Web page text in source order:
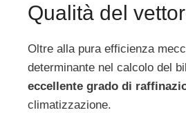
Qualità del
Oltre alla pura efficienza
determinante nel calcolo del
eccellente grado di
climatizzazione.